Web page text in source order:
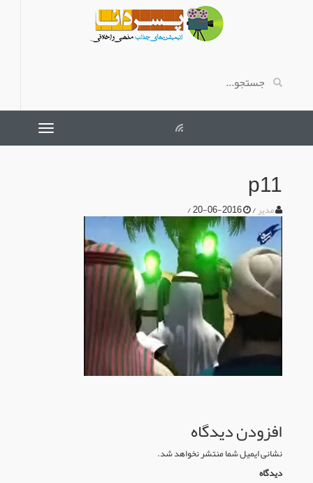
p11
مدیر/
/
افزودن دیدگاه
نشانی ایمیل شما منتشر نخواهد شد.
دیدگاه